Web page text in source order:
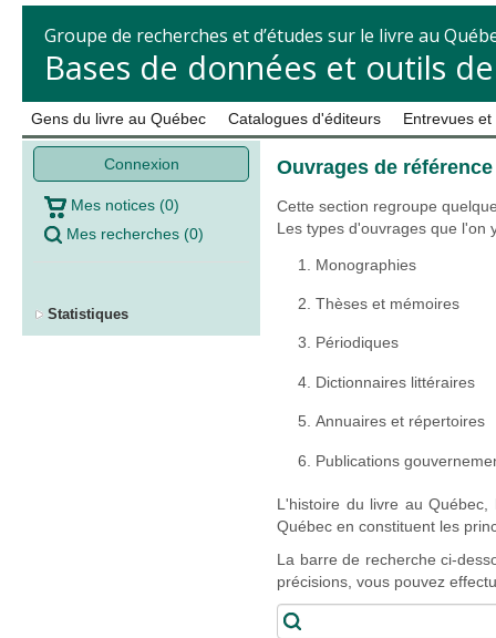
Groupe de recherches et d’études sur le livre au
Bases de données et outils
Gens du livre au Québec Catalogues d'éditeurs Entrevues
Connexion
Mes notices (0)
Mes recherches (0)
Statistiques
Ouvrages de référence
Cette section regroupe
Les types d'ouvrages que l'on
Monographies
Thèses et mémoires
Périodiques
Dictionnaires littéraires
Annuaires et répertoires
Publications
L'histoire du livre au
Québec en constituent les
La barre de recherche ci-
précisions, vous pouvez